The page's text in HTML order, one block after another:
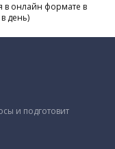
онлайн формате в
день)
и подготовит